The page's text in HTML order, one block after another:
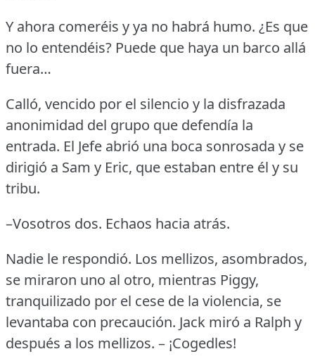
Y ahora comeréis y ya no habrá humo. ¿Es que
no lo entendéis? Puede que haya un barco allá
fuera…
Calló, vencido por el silencio y la disfrazada
anonimidad del grupo que defendía la
entrada. El Jefe abrió una boca sonrosada y se
dirigió a Sam y Eric, que estaban entre él y su
tribu.
–Vosotros dos. Echaos hacia atrás.
Nadie le respondió. Los mellizos, asombrados,
se miraron uno al otro, mientras Piggy,
tranquilizado por el cese de la violencia, se
levantaba con precaución. Jack miró a Ralph y
después a los mellizos. – ¡Cogedles!